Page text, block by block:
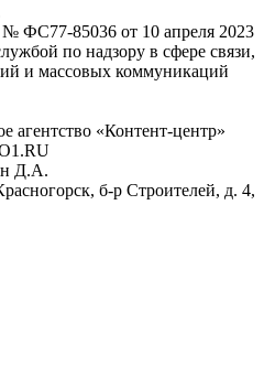
ФС77-85036 от 10 апреля 2023
по надзору в сфере связи,
и массовых коммуникаций
«Контент-центр»
Д.А.
б-р Строителей, д. 4,